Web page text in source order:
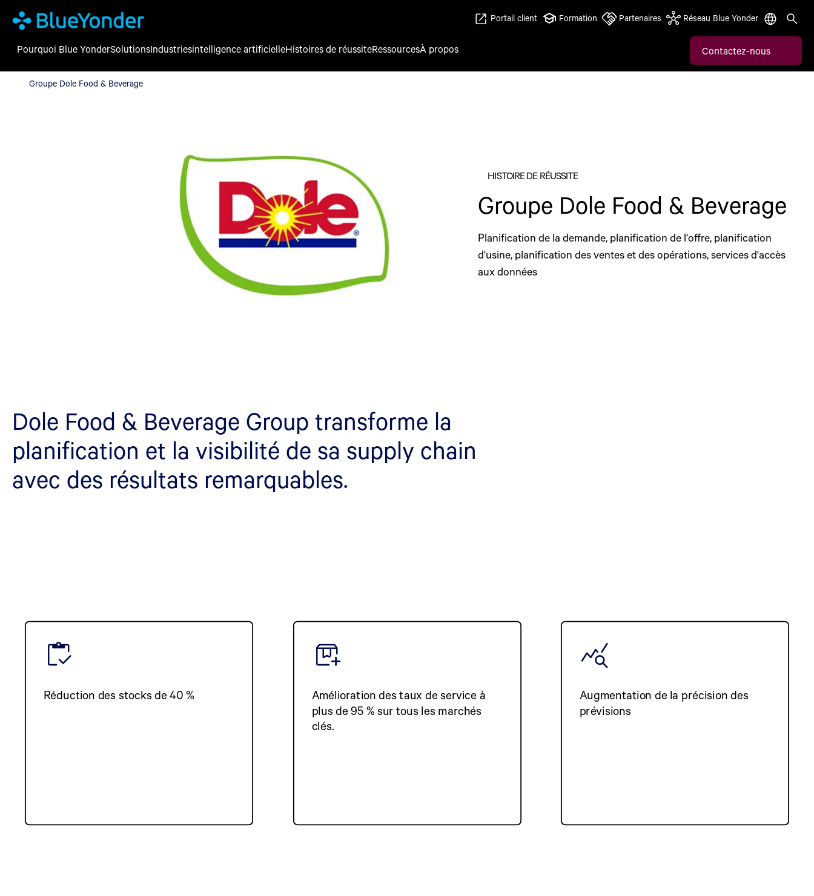
Groupe Dole Food & Beverage
Portail client Formation Partenaires Réseau Blue Yonder
Pourquoi Blue YonderSolutionsIndustriesintelligence artificielleHistoires de réussiteRessourcesÀ propos Contactez-nous
Groupe Dole Food & Beverage
HISTOIRE DE RÉUSSITE
Groupe Dole Food & Beverage
Planification de la demande, planification de l'offre, planification
d'usine, planification des ventes et des opérations, services d'accès
aux données
Dole Food & Beverage Group transforme la
planification et la visibilité de sa supply chain
avec des résultats remarquables.
Réduction des stocks de 40 %
Amélioration des taux de service à
plus de 95 % sur tous les marchés
clés.
Augmentation de la précision des
prévisions